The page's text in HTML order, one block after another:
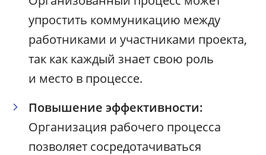
упростить коммуникацию между
работниками и участниками проекта,
так как каждый знает свою роль
и место в процессе.
Повышение эффективности:
Организация рабочего процесса
позволяет сосредотачиваться